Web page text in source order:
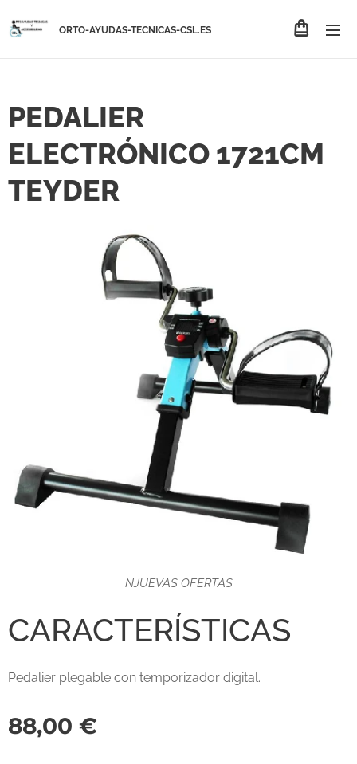
ORTO-AYUDAS-TECNICAS-CSL.ES
PEDALIER
ELECTRÓNICO 1721CM
TEYDER
NJUEVAS OFERTAS
CARACTERÍSTICAS
Pedalier plegable con temporizador digital.
88,00 €